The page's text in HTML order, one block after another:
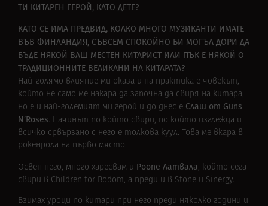
ТИ КИТАРЕН ГЕРОЙ, КАТО ДЕТЕ?
КАТО СЕ ИМА ПРЕДВИД, КОЛКО МНОГО МУЗИКАНТИ ИМАТЕ
ВЪВ ФИНЛАНДИЯ, СЪВСЕМ СПОКОЙНО БИ МОГЪЛ ДОРИ ДА
БЪДЕ НЯКОЙ ВАШ МЕСТЕН КИТАРИСТ ИЛИ ПЪК Е НЯКОЙ О
ТРАДИЦИОННИТЕ ВЕЛИКАНИ НА КИТАРАТА?
Най-голямо влияние ми оказа и на практика е човекът,
който не само ме накара да започна да свиря на китара,
но е и най-големият ми герой и до днес е Слаш от Guns
N’Roses. Начинът по който свири, по който изглежда и
всичко срвързано с него е толкова куул. Това ме вкара в
рокенрола на първо място.
Освен него, много харесвам и Роопе Латвала, който сега
свири в Children for Bodom, а преди и в Stone и Sinergy.
Взимах уроци по китари при него преди няколко години и